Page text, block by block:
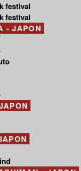
festival
festival
- JAPON